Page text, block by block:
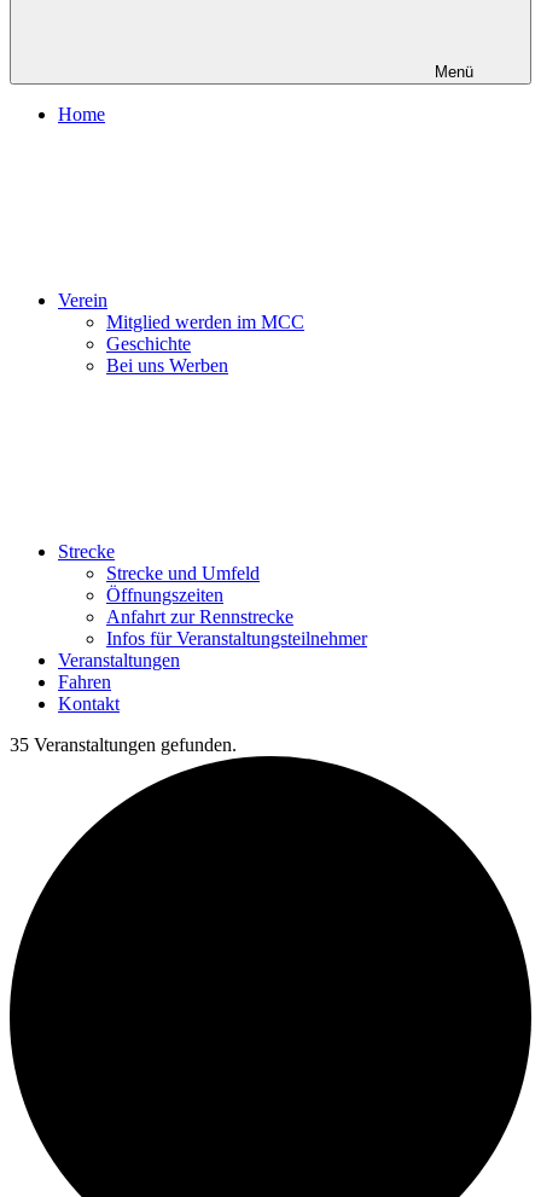
Menü
Home
Verein
Mitglied werden im MCC
Geschichte
Bei uns Werben
Strecke
Strecke und Umfeld
Öffnungszeiten
Anfahrt zur Rennstrecke
Infos für Veranstaltungsteilnehmer
Veranstaltungen
Fahren
Kontakt
35 Veranstaltungen gefunden.